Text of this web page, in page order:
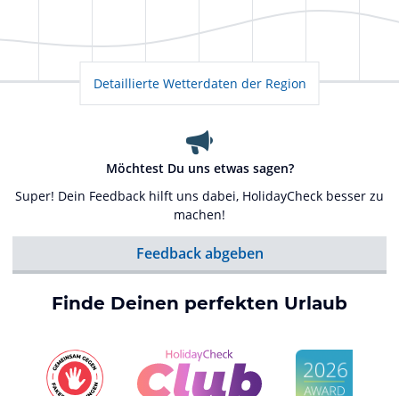
Detaillierte Wetterdaten der Region
Möchtest Du uns etwas sagen?
Super! Dein Feedback hilft uns dabei, HolidayCheck besser zu
machen!
Feedback abgeben
Finde Deinen perfekten Urlaub